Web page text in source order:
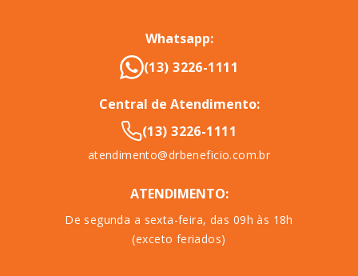
Whatsapp:
(13) 3226-1111
Central de Atendimento:
(13) 3226-1111
atendimento@drbeneficio.com.br
ATENDIMENTO:
De segunda a sexta-feira, das 09h às 18h
(exceto feriados)